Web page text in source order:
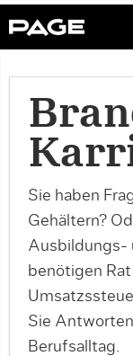
Sie haben
Gehältern?
Ausbildungs-
benötigen
Sie
Berufsalltag.